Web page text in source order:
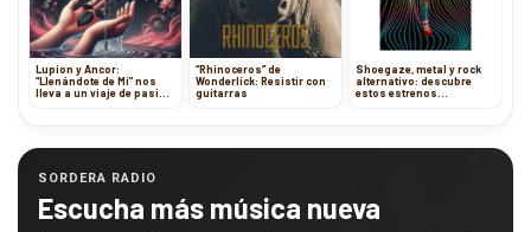
Lupion y Ancor:
“Llenándote de Mí” nos
lleva a un viaje de pasión
“Rhinoceros” de
Wonderlick: Resistir con
guitarras
Shoegaze, metal y rock
alternativo: descubre
estos estrenos
SORDERA RADIO
Escucha más música nueva